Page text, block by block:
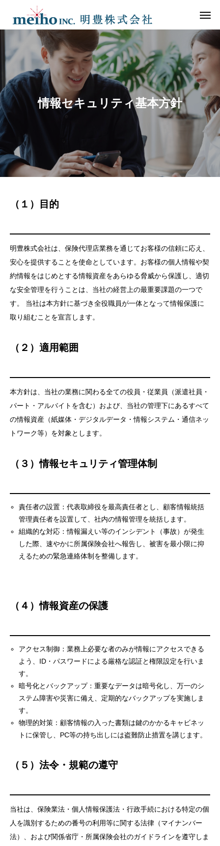
情報セキュリティ基本方針
（１）目的
明豊株式会社は、保険代理店業務を通じてお客様の信頼に応え、
安心を提供することを使命としています。お客様の個人情報や契
約情報をはじめとする情報資産をあらゆる脅威から保護し、適切
な安全管理を行うことは、当社の経営上の最重要課題の一つで
す。 当社は本方針に基づき全役職員が一体となって情報保護に
取り組むことを宣言します。
（２）適用範囲
本方針は、当社の業務に関わる全ての役員・従業員（派遣社員・
パート・アルバイトを含む）および、当社の管理下にあるすべて
の情報資産（紙媒体・デジタルデータ・情報システム・通信ネッ
トワーク等）を対象とします。
（３）情報セキュリティ管理体制
責任者の設置：代表取締役を最高責任者とし、顧客情報統括
管理責任者を設置して、社内の情報管理を統括します。
組織的な対応：情報漏えい等のインシデント（事故）が発生
した際、速やかに所属保険会社へ報告し、被害を最小限に抑
えるための緊急連絡体制を整備します。
（４）情報資産の保護
アクセス制御：業務上必要な者のみが情報にアクセスできる
よう、ID・パスワードによる厳格な認証と権限設定を行いま
す。
暗号化とバックアップ：重要なデータは暗号化し、万一のシ
ステム障害や災害に備え、定期的なバックアップを実施しま
す。
物理的対策：顧客情報の入った書類は鍵のかかるキャビネッ
トに保管し、PC等の持ち出しには盗難防止措置を講じます。
（５）法令・規範の遵守
当社は、保険業法・個人情報保護法・行政手続における特定の個
人を識別するための番号の利用等に関する法律（マイナンバー
法）、および関係省庁・所属保険会社のガイドラインを遵守しま